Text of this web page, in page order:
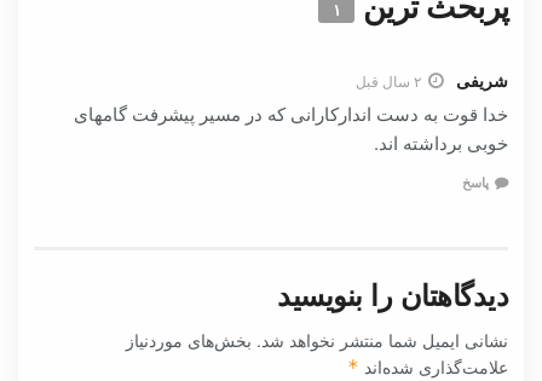
۱
شریفی ۲ سال قبل
خدا قوت به دست اندارکارانی که در مسیر پیشرفت گامهای
خوبی برداشته اند.
پاسخ
دیدگاهتان را بنویسید
نشانی ایمیل شما منتشر نخواهد شد. بخش‌های موردنیاز
علامت‌گذاری شده‌اند *